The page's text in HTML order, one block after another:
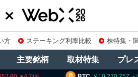
方 ステーキング利率比較 株特集・
主要銘柄 取材特集 プレ